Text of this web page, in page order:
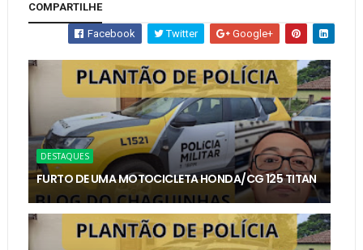
COMPARTILHE
Facebook Twitter Google+
DESTAQUES
FURTO DE UMA MOTOCICLETA HONDA/CG 125 TITAN